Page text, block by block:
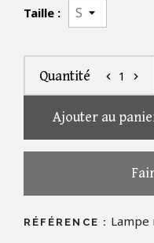
Taille :
Quantité chevron_left 1 chevron_right
Ajouter au
RÉFÉRENCE : Lampe